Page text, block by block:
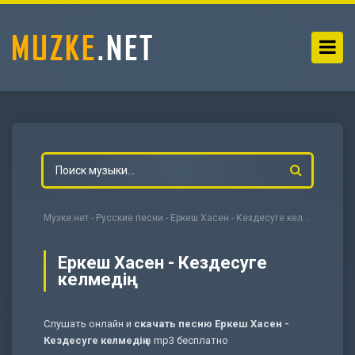
Музке.нет - Русские песни - Еркеш Хасен - Кездесуге келмедің
Еркеш Хасен - Кездесуге
келмедің
Слушать онлайн и скачать песню Еркеш Хасен -
Кездесуге келмедіңв mp3 бесплатно